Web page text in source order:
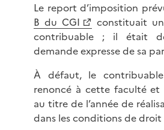
Le report d’imposition
B du CGI
constituait
contribuable ; il était
demande expresse de sa
À défaut, le
renoncé à cette faculté et
au titre de l’année de
dans les conditions de